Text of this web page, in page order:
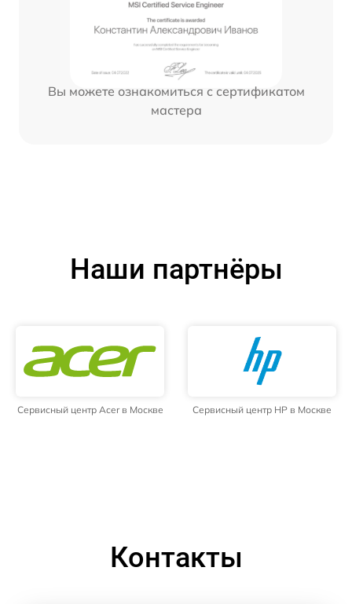
Вы можете ознакомиться с сертификатом
мастера
Наши партнёры
Сервисный центр Acer в Москве Сервисный центр HP в Москве
Контакты